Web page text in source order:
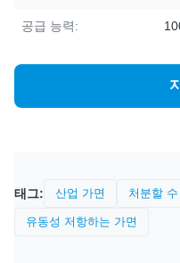
공급 능력:
태그: 산업 가면 처분할
유동성 저항하는 가면